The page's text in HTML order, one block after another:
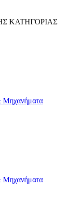
ΚΑΤΗΓΟΡΙΑΣ
Μηχανήματα
Μηχανήματα